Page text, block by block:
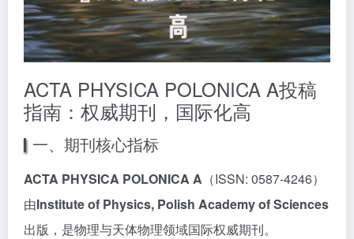
ACTA PHYSICA POLONICA A投稿
指南：权威期刊，国际化高
一、期刊核心指标
ACTA PHYSICA POLONICA A （ISSN: 0587-4246）
由Institute of Physics, Polish Academy of Sciences
出版，是物理与天体物理领域国际权威期刊。